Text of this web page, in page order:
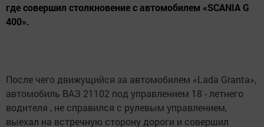
где совершил столкновение с автомобилем «SCANIA G
400».
После чего движущийся за автомобилем «Lada Granta»,
автомобиль ВАЗ 21102 под управлением 18 - летнего
водителя , не справился с рулевым управлением,
выехал на встречную сторону дороги и совершил